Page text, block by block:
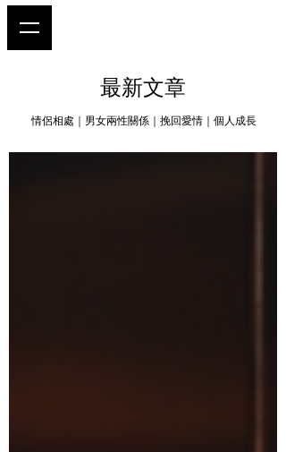
最新文章
情侶相處｜男女兩性關係｜挽回愛情｜個人成長